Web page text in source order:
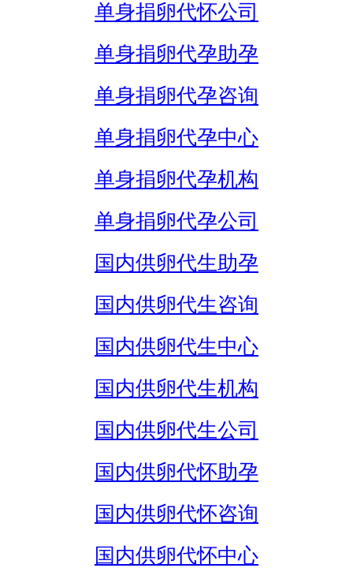
单身捐卵代怀公司
单身捐卵代孕助孕
单身捐卵代孕咨询
单身捐卵代孕中心
单身捐卵代孕机构
单身捐卵代孕公司
国内供卵代生助孕
国内供卵代生咨询
国内供卵代生中心
国内供卵代生机构
国内供卵代生公司
国内供卵代怀助孕
国内供卵代怀咨询
国内供卵代怀中心